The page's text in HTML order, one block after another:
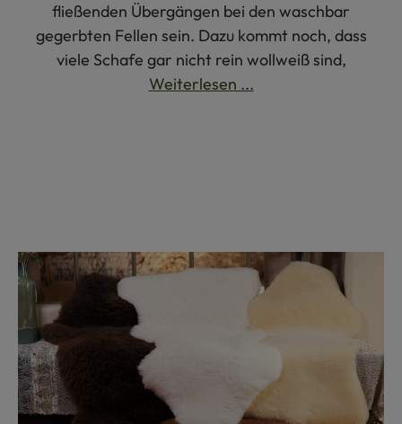
fließenden Übergängen bei den waschbar
gegerbten Fellen sein. Dazu kommt noch, dass
viele Schafe gar nicht rein wollweiß sind,
Weiterlesen ...